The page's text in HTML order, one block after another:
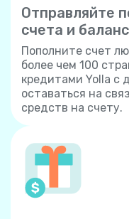
Отправляйте
счета и
Пополните счет
более чем 100
кредитами Yolla с
оставаться на
средств на счету.